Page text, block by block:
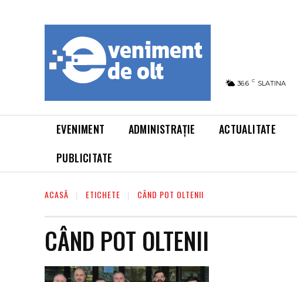
36.6 C SLATINA
EVENIMENT ADMINISTRAȚIE ACTUALITATE
PUBLICITATE
ACASĂ ETICHETE CÂND POT OLTENII
CÂND POT OLTENII